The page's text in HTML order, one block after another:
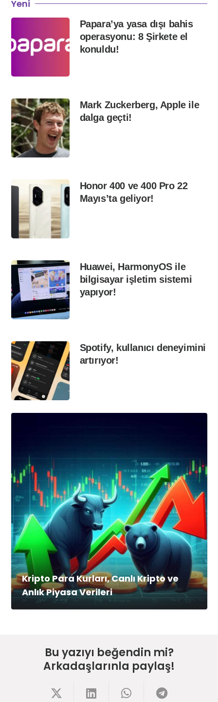
Yeni
Papara’ya yasa dışı bahis
operasyonu: 8 Şirkete el
konuldu!
Mark Zuckerberg, Apple ile
dalga geçti!
Honor 400 ve 400 Pro 22
Mayıs’ta geliyor!
Huawei, HarmonyOS ile
bilgisayar işletim sistemi
yapıyor!
Spotify, kullanıcı deneyimini
artırıyor!
Kripto Para Kurları, Canlı Kripto ve
Anlık Piyasa Verileri
Bu yazıyı beğendin mi?
Arkadaşlarınla paylaş!